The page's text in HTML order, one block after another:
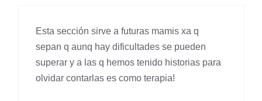
Esta sección sirve a futuras mamis xa q
sepan q aunq hay dificultades se pueden
superar y a las q hemos tenido historias para
olvidar contarlas es como terapia!